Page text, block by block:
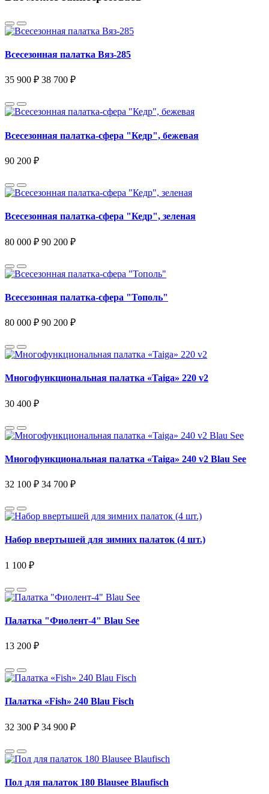
Всесезонная палатка Вяз-285
35 900 ₽ 38 700 ₽
Всесезонная палатка-сфера "Кедр", бежевая
90 200 ₽
Всесезонная палатка-сфера "Кедр", зеленая
80 000 ₽ 90 200 ₽
Всесезонная палатка-сфера "Тополь"
80 000 ₽ 90 200 ₽
Многофункциональная палатка «Taiga» 220 v2
30 400 ₽
Многофункциональная палатка «Taiga» 240 v2 Blau See
32 100 ₽ 34 700 ₽
Набор ввертышей для зимних палаток (4 шт.)
1 100 ₽
Палатка "Фиолент-4" Blau See
13 200 ₽
Палатка «Fish» 240 Blau Fisch
32 300 ₽ 34 900 ₽
Пол для палаток 180 Blausee Blaufisch